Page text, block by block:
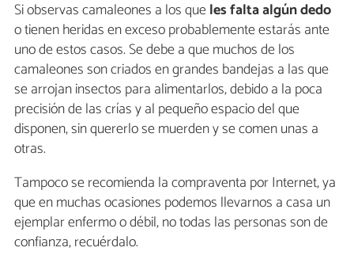
Si observas camaleones a los queles falta algún dedo
o tienen heridas en exceso probablemente estarás ante
uno de estos casos. Se debe a que muchos de los
camaleones son criados en grandes bandejas a las que
se arrojan insectos para alimentarlos, debido a la poca
precisión de las crías y al pequeño espacio del que
disponen, sin quererlo se muerden y se comen unas a
otras.
Tampoco se recomienda la compraventa por Internet, ya
que en muchas ocasiones podemos llevarnos a casa un
ejemplar enfermo o débil, no todas las personas son de
confianza, recuérdalo.